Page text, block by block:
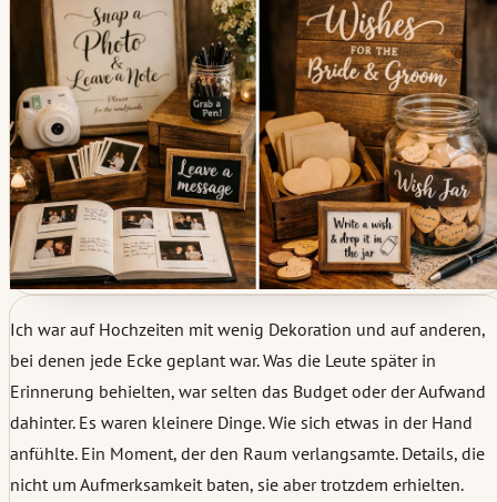
Ich war auf Hochzeiten mit wenig Dekoration und auf anderen,
bei denen jede Ecke geplant war. Was die Leute später in
Erinnerung behielten, war selten das Budget oder der Aufwand
dahinter. Es waren kleinere Dinge. Wie sich etwas in der Hand
anfühlte. Ein Moment, der den Raum verlangsamte. Details, die
nicht um Aufmerksamkeit baten, sie aber trotzdem erhielten.